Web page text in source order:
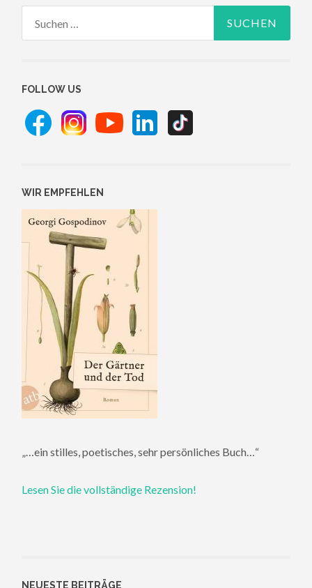
FOLLOW US
WIR EMPFEHLEN
„…ein stilles, poetisches, sehr persönliches Buch…“
Lesen Sie die vollständige Rezension!
NEUESTE BEITRÄGE